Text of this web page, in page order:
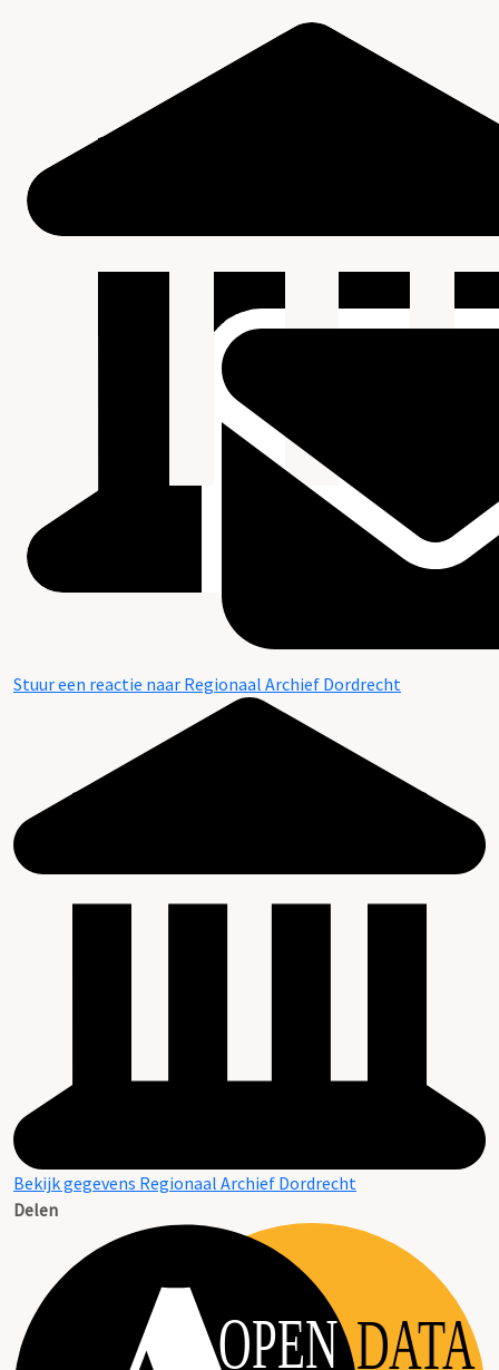
Stuur een reactie naar Regionaal Archief Dordrecht
Bekijk gegevens Regionaal Archief Dordrecht
Delen
OPEN DATA